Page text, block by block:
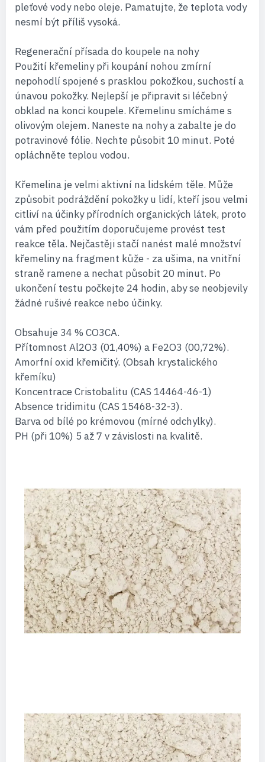
pleťové vody nebo oleje. Pamatujte, že teplota vody
nesmí být příliš vysoká.
Regenerační přísada do koupele na nohy
Použití křemeliny při koupání nohou zmírní
nepohodlí spojené s prasklou pokožkou, suchostí a
únavou pokožky. Nejlepší je připravit si léčebný
obklad na konci koupele. Křemelinu smícháme s
olivovým olejem. Naneste na nohy a zabalte je do
potravinové fólie. Nechte působit 10 minut. Poté
opláchněte teplou vodou.
Křemelina je velmi aktivní na lidském těle. Může
způsobit podráždění pokožky u lidí, kteří jsou velmi
citliví na účinky přírodních organických látek, proto
vám před použitím doporučujeme provést test
reakce těla. Nejčastěji stačí nanést malé množství
křemeliny na fragment kůže - za ušima, na vnitřní
straně ramene a nechat působit 20 minut. Po
ukončení testu počkejte 24 hodin, aby se neobjevily
žádné rušivé reakce nebo účinky.
Obsahuje 34 % CO3CA.
Přítomnost Al2O3 (01,40%) a Fe2O3 (00,72%).
Amorfní oxid křemičitý. (Obsah krystalického
křemíku)
Koncentrace Cristobalitu (CAS 14464-46-1)
Absence tridimitu (CAS 15468-32-3).
Barva od bílé po krémovou (mírné odchylky).
PH (při 10%) 5 až 7 v závislosti na kvalitě.